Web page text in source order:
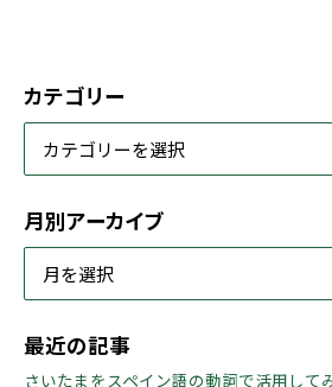
カテゴリー
月別アーカイブ
最近の記事
さいたまをスペイン語の動詞で活用して